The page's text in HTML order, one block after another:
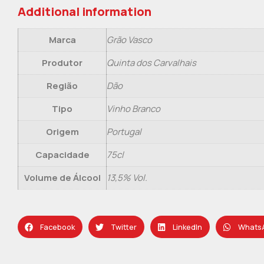
Additional information
Marca
Grão Vasco
Produtor
Quinta dos Carvalhais
Região
Dão
Tipo
Vinho Branco
Origem
Portugal
Capacidade
75cl
Volume de Álcool
13,5% Vol.
Facebook Twitter LinkedIn